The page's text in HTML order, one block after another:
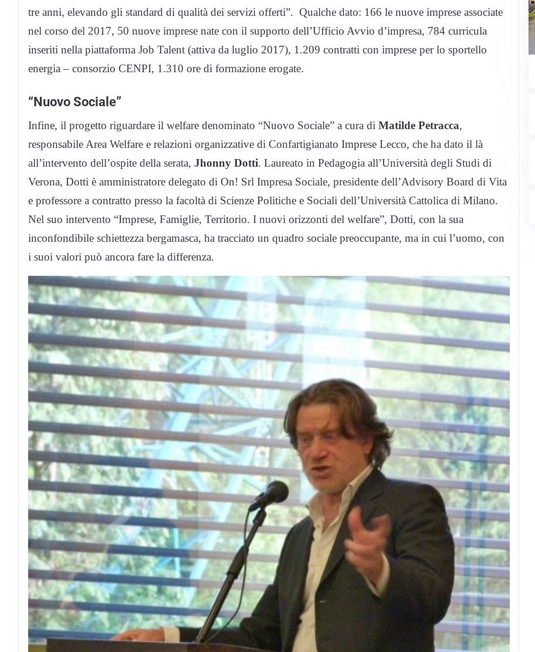
tre anni, elevando gli standard di qualità dei servizi offerti”. Qualche dato: 166 le nuove imprese associate
nel corso del 2017, 50 nuove imprese nate con il supporto dell’Ufficio Avvio d’impresa, 784 curricula
inseriti nella piattaforma Job Talent (attiva da luglio 2017), 1.209 contratti con imprese per lo sportello
energia – consorzio CENPI, 1.310 ore di formazione erogate.
“Nuovo Sociale”
Infine, il progetto riguardare il welfare denominato “Nuovo Sociale” a cura di Matilde Petracca,
responsabile Area Welfare e relazioni organizzative di Confartigianato Imprese Lecco, che ha dato il là
all’intervento dell’ospite della serata, Jhonny Dotti. Laureato in Pedagogia all’Università degli Studi di
Verona, Dotti è amministratore delegato di On! Srl Impresa Sociale, presidente dell’Advisory Board di Vita
e professore a contratto presso la facoltà di Scienze Politiche e Sociali dell’Università Cattolica di Milano.
Nel suo intervento “Imprese, Famiglie, Territorio. I nuovi orizzonti del welfare”, Dotti, con la sua
inconfondibile schiettezza bergamasca, ha tracciato un quadro sociale preoccupante, ma in cui l’uomo, con
i suoi valori può ancora fare la differenza.